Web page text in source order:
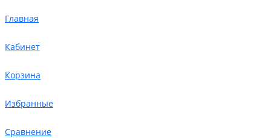
Главная
Кабинет
Корзина
Избранные
Сравнение